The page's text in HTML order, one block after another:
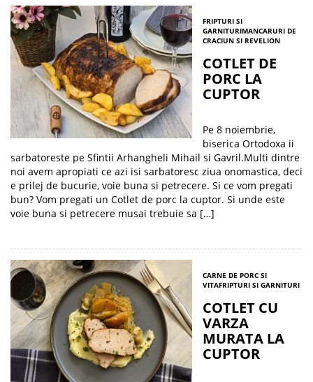
FRIPTURI SI
GARNITURIMANCARURI DE
CRACIUN SI REVELION
COTLET DE
PORC LA
CUPTOR
Pe 8 noiembrie,
biserica Ortodoxa ii
sarbatoreste pe Sfintii Arhangheli Mihail si Gavril.Multi dintre
noi avem apropiati ce azi isi sarbatoresc ziua onomastica, deci
e prilej de bucurie, voie buna si petrecere. Si ce vom pregati
bun? Vom pregati un Cotlet de porc la cuptor. Si unde este
voie buna si petrecere musai trebuie sa […]
CARNE DE PORC SI
VITAFRIPTURI SI GARNITURI
COTLET CU
VARZA
MURATA LA
CUPTOR